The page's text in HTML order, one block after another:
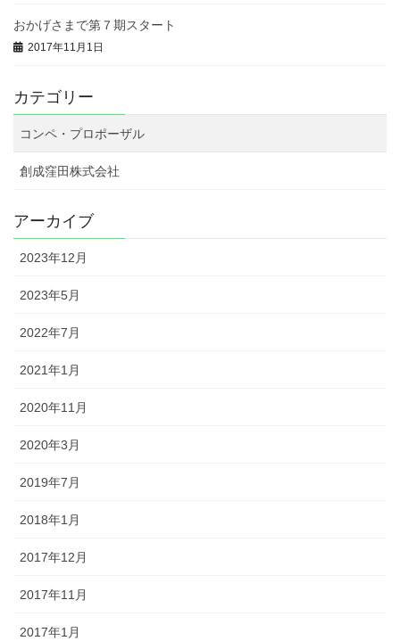
おかげさまで第７期スタート
2017年11月1日
カテゴリー
コンペ・プロポーザル
創成窪田株式会社
アーカイブ
2023年12月
2023年5月
2022年7月
2021年1月
2020年11月
2020年3月
2019年7月
2018年1月
2017年12月
2017年11月
2017年1月